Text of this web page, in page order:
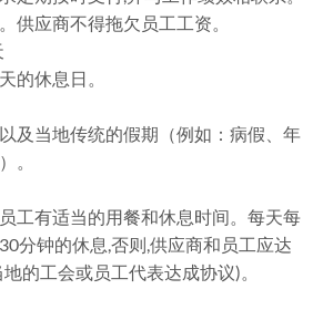
供应商不得拖欠员工工资。
的休息日。
及当地传统的假期（例如：病假、年
。
工有适当的用餐和休息时间。每天每
分钟的休息,否则,供应商和员工应达
的工会或员工代表达成协议)。